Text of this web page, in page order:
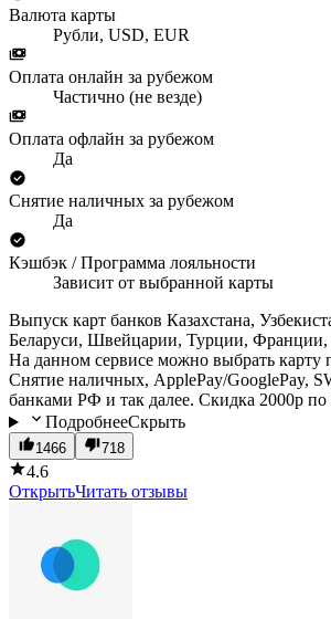
Валюта карты
Рубли, USD, EUR
Оплата онлайн за рубежом
Частично (не везде)
Оплата офлайн за рубежом
Да
Снятие наличных за рубежом
Да
Кэшбэк / Программа лояльности
Зависит от выбранной карты
Выпуск карт банков Казахстана,
Беларуси, Швейцарии, Турции, Франции,
На данном сервисе можно выбрать карту
Снятие наличных, ApplePay/GooglePay,
банками РФ и так далее. Скидка 2000р по
ПодробнееСкрыть
1466 718
4.6
ОткрытьЧитать отзывы